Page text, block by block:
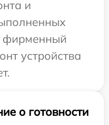
и
фирменный
устройства
о готовности